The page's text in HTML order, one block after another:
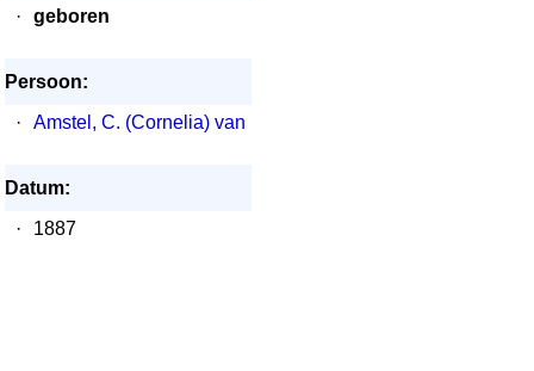
·
geboren
Persoon:
·
Amstel, C. (Cornelia) van
Datum:
·
1887